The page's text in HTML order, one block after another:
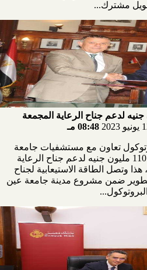
مشترك...
بنحو 110 مليون جنيه لدعم جناح الرعاية المجمعة
08:48 مـ
تعاون مع مستشفيات جامعة
عين شمس ، وذلك للتبرع بنحو 110 مليون جنيه لدعم جناح الرعاية
وتصل الطاقة الاستيعابية لجناح
ذلك التطوير ضمن مشروع مدينة جامعة عين